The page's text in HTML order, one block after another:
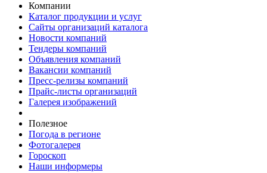
Компании
Каталог продукции и услуг
Сайты организаций каталога
Новости компаний
Тендеры компаний
Объявления компаний
Вакансии компаний
Пресс-релизы компаний
Прайс-листы организаций
Галерея изображений
Полезное
Погода в регионе
Фотогалерея
Гороскоп
Наши информеры